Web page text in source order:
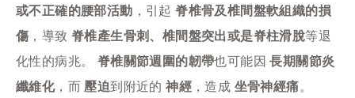
或不正確的腰部活動 ，引起 脊椎骨及椎間盤軟組織的損
傷 ，導致 脊椎產生骨刺、椎間盤突出或是脊柱滑脫等退
化性的病兆。
脊椎關節週圍的韌帶也可能因 長期關節炎
纖維化，而 壓迫到附近的 神經 ，造成 坐骨神經痛。